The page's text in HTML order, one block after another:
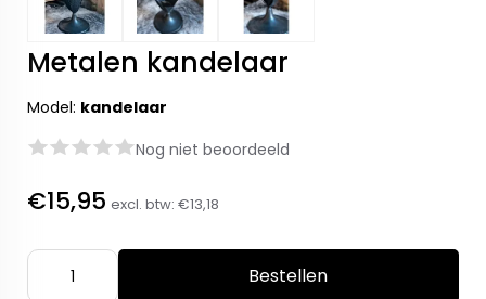
Metalen kandelaar
Model: kandelaar
Nog niet beoordeeld
€15,95 excl. btw: €13,18
Bestellen